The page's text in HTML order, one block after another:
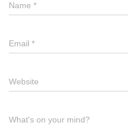
Name *
Email *
Website
What's on your mind?